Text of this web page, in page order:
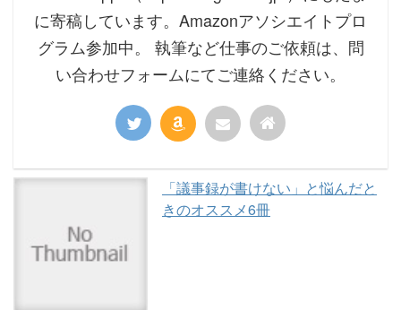
に寄稿しています。Amazonアソシエイトプロ
グラム参加中。 執筆など仕事のご依頼は、問
い合わせフォームにてご連絡ください。
「議事録が書けない」と悩んだと
きのオススメ6冊